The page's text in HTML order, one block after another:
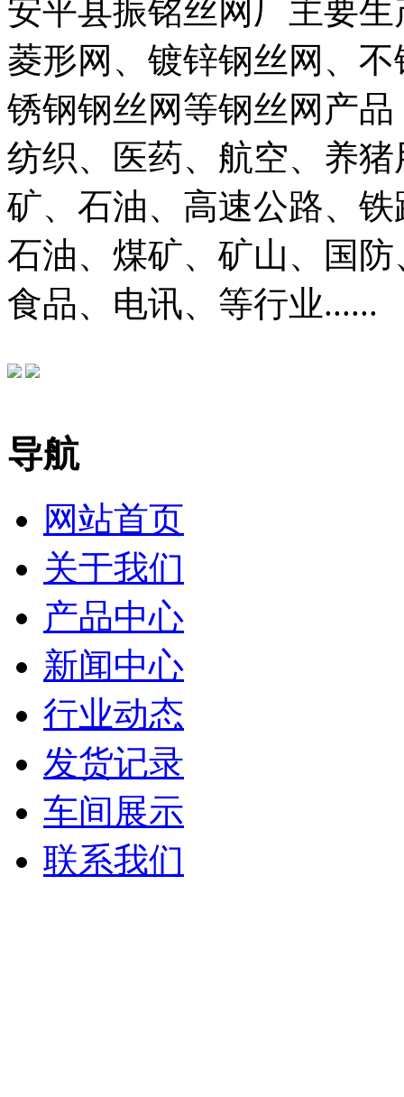
安平县振铭丝网厂主要
菱形网、镀锌钢丝网、
锈钢钢丝网等钢丝网产
纺织、医药、航空、养
矿、石油、高速公路、
石油、煤矿、矿山、国
食品、电讯、等行业......
导航
网站首页
关于我们
产品中心
新闻中心
行业动态
发货记录
车间展示
联系我们